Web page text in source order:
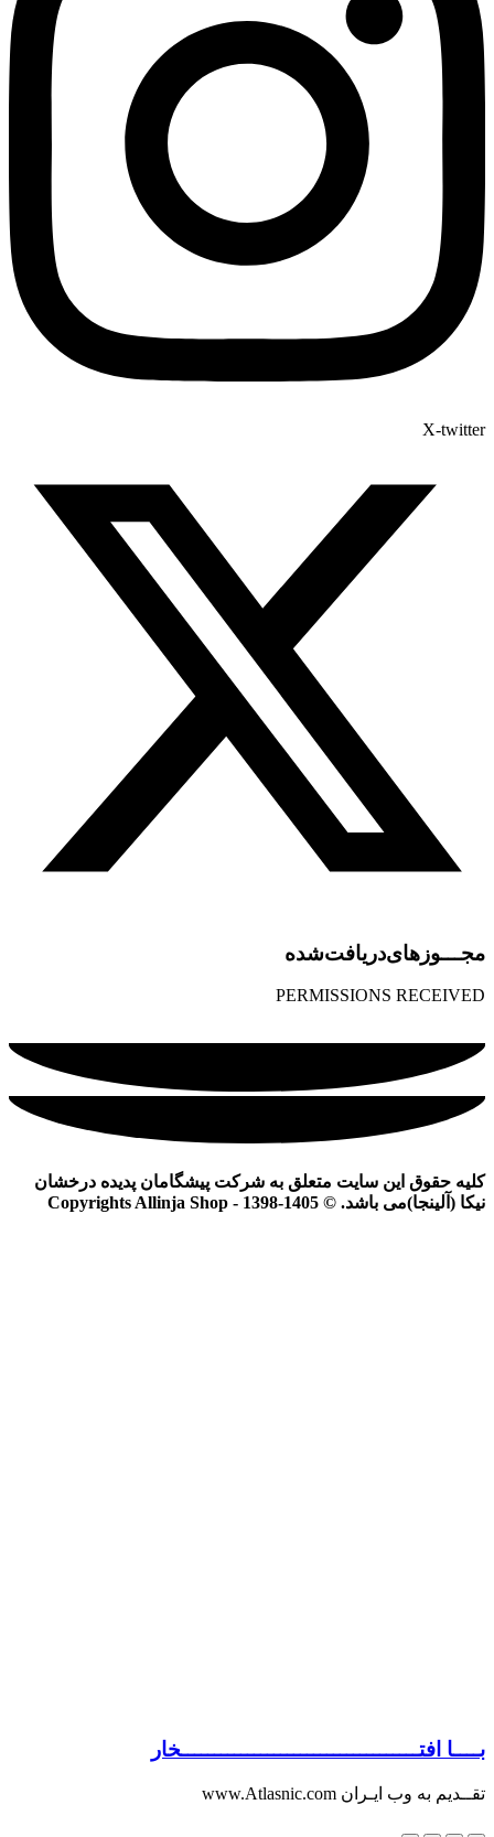
X-twitter
مجـــوز‌های‌دریافت‌شده
PERMISSIONS RECEIVED
کلیه حقوق این سایت متعلق به شرکت پیشگامان پدیده درخشان
نیکا (آلینجا)می باشد. © Copyrights Allinja Shop - 1398-1405
بــــا افتــــــــــــــــــــــــــــــــــــخار
تقــدیم به وب ایـران www.Atlasnic.com